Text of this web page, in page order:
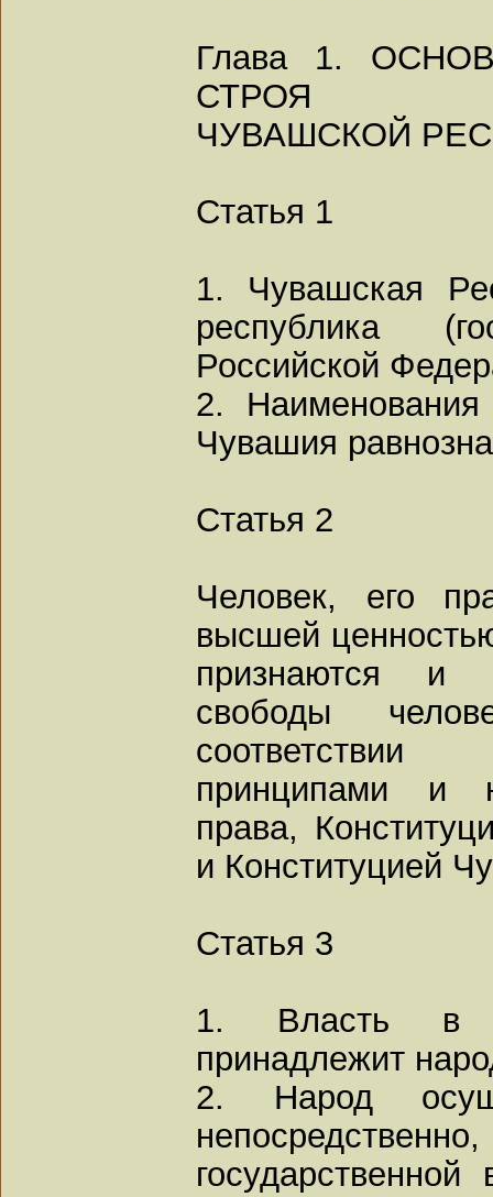
Глава 1.
СТРОЯ
ЧУВАШСКОЙ
Статья 1
1. Чувашская
республика
Российской
2.
Чувашия
Статья 2
Человек, его
высшей
признаются и
свободы
принципами и
права,
и Конституцией
Статья 3
1. Власть в
принадлежит
2. Народ